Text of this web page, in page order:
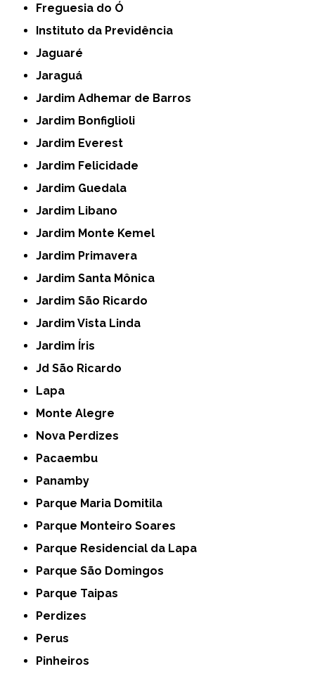
Freguesia do Ó
Instituto da Previdência
Jaguaré
Jaraguá
Jardim Adhemar de Barros
Jardim Bonfiglioli
Jardim Everest
Jardim Felicidade
Jardim Guedala
Jardim Libano
Jardim Monte Kemel
Jardim Primavera
Jardim Santa Mônica
Jardim São Ricardo
Jardim Vista Linda
Jardim Íris
Jd São Ricardo
Lapa
Monte Alegre
Nova Perdizes
Pacaembu
Panamby
Parque Maria Domitila
Parque Monteiro Soares
Parque Residencial da Lapa
Parque São Domingos
Parque Taipas
Perdizes
Perus
Pinheiros